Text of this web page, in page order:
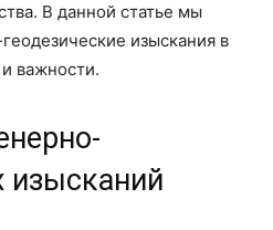
В данной статье мы
изыскания в
важности.
изысканий